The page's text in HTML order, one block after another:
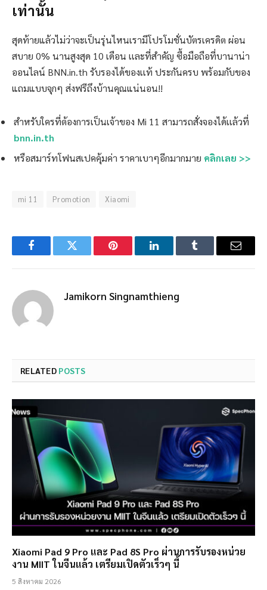
เท่านั้น
สุดท้ายแล้วไม่ว่าจะเป็นรุ่นไหนเรามีโปรโมชั่นบัตรเครดิต ผ่อน
สบาย 0% นานสูงสุด 10 เดือน เเละที่สำคัญ ซื้อมือถือที่บานาน่า
ออนไลน์ BNN.in.th รับรองได้ของเเท้ ประกันครบ พร้อมกับของ
แถมแบบจุกๆ ส่งฟรีถึงบ้านคุณแน่นอน!!
สำหรับใครที่ต้องการเป็นเจ้าของ Mi 11 สามารถสั่งจองได้เเล้วที่
bnn.in.th
หรือสมาร์ทโฟนสเปคคุ้มค่า ราคาเบาๆอีกมากมาย คลิกเลย >>
mi 11 Promotion Xiaomi
FacebookTwitter Pinterest LinkedInTumblr Email
Jamikorn Singnamthieng
RELATED POSTS
Xiaomi Pad 9 Pro และ Pad 8S Pro ผ่านการรับรองหน่วย
งาน MIIT ในจีนแล้ว เตรียมเปิดตัวเร็วๆ นี้
5 สิงหาคม 2026